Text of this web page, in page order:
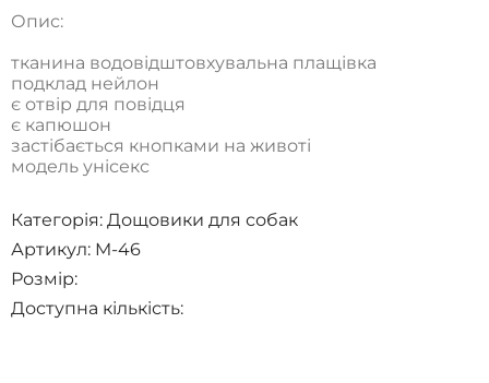
Опис:
тканина водовідштовхувальна плащівка
подклад нейлон
є отвір для повідця
є капюшон
застібається кнопками на животі
модель унісекс
Категорія: Дощовики для собак
Артикул: M-46
Розмір:
Доступна кількість: